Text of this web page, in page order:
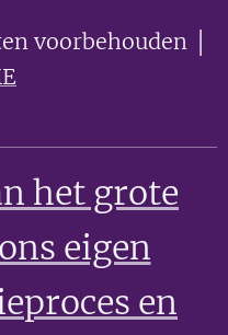
voorbehouden │
het grote
eigen
en